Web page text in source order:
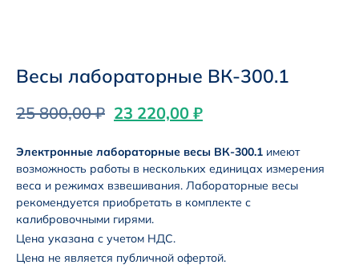
Весы лабораторные ВК-300.1
25 800,00₽ 23 220,00 ₽
Электронные лабораторные весы ВК-300.1 имеют
возможность работы в нескольких единицах измерения
веса и режимах взвешивания. Лабораторные весы
рекомендуется приобретать в комплекте с
калибровочными гирями.
Цена указана с учетом НДС.
Цена не является публичной офертой.